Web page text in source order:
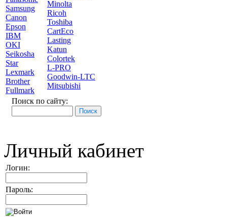
Samsung
Canon
Epson
IBM
OKI
Seikosha
Star
Lexmark
Brother
Fullmark
Minolta
Ricoh
Toshiba
CartEco
Lasting
Katun
Colortek
L-PRO
Goodwin-LTC
Mitsubishi
Поиск по сайту:
Личный кабинет
Логин:
Пароль: